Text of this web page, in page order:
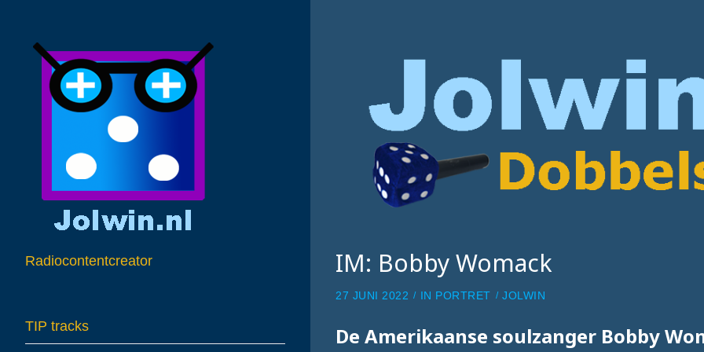
Radiocontentcreator
TIP tracks
IM: Bobby Womack
27 JUNI 2022 IN PORTRET JOLWIN
De Amerikaanse soulzanger Bobby